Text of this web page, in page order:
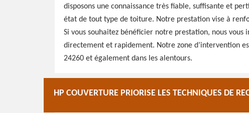
disposons une connaissance très fiable, suffisante et
état de tout type de toiture. Notre prestation vise à
Si vous souhaitez bénéficier notre prestation, nous vous
directement et rapidement. Notre zone d’intervention
24260 et également dans les alentours.
HP COUVERTURE PRIORISE LES TECHNIQUES DE